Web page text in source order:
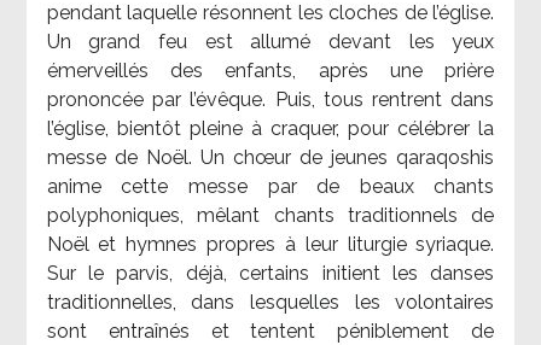
pendant laquelle résonnent les cloches de l’église.
Un grand feu est allumé devant les yeux
émerveillés des enfants, après une prière
prononcée par l’évêque. Puis, tous rentrent dans
l’église, bientôt pleine à craquer, pour célébrer la
messe de Noël. Un chœur de jeunes qaraqoshis
anime cette messe par de beaux chants
polyphoniques, mêlant chants traditionnels de
Noël et hymnes propres à leur liturgie syriaque.
Sur le parvis, déjà, certains initient les danses
traditionnelles, dans lesquelles les volontaires
sont entraînés et tentent péniblement de